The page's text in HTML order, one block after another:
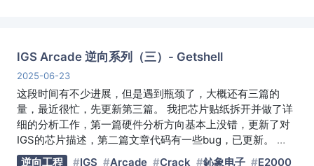
IGS Arcade 逆向系列（三）- Getshell
2025-06-23
这段时间有不少进展，但是遇到瓶颈了，大概还有三篇的
量，最近很忙，先更新第三篇。 我把芯片贴纸拆开并做了详
细的分析工作，第一篇硬件分析方向基本上没错，更新了对
IGS的芯片描述，第二篇文章代码有一些bug，已更新。 …
逆向工程
IGS Arcade Crack 鈊象电子 E2000